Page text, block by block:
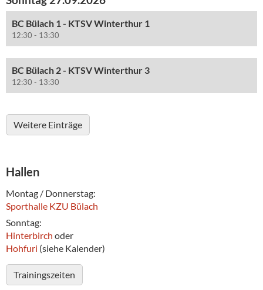
BC Bülach 1 - KTSV Winterthur 1
12:30 - 13:30
BC Bülach 2 - KTSV Winterthur 3
12:30 - 13:30
Weitere Einträge
Hallen
Montag / Donnerstag:
Sporthalle KZU Bülach
Sonntag:
Hinterbirch oder
Hohfuri (siehe Kalender)
Trainingszeiten